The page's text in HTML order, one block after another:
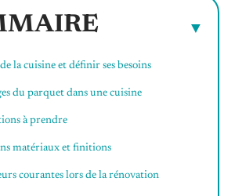
la cuisine et définir ses besoins
du parquet dans une cuisine
à prendre
matériaux et finitions
courantes lors de la rénovation